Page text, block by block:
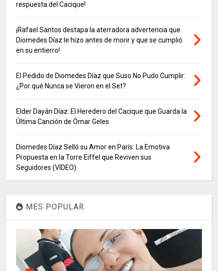
respuesta del Cacique!
¡Rafael Santos destapa la aterradora advertencia que
Diomedes Díaz le hizo antes de morir y que se cumplió
en su entierro!
El Pedido de Diomedes Díaz que Suso No Pudo Cumplir:
¿Por qué Nunca se Vieron en el Set?
Elder Dayán Díaz: El Heredero del Cacique que Guarda la
Última Canción de Ómar Geles
Diomedes Díaz Selló su Amor en París: La Emotiva
Propuesta en la Torre Eiffel que Reviven sus
Seguidores (VIDEO)
MES POPULAR